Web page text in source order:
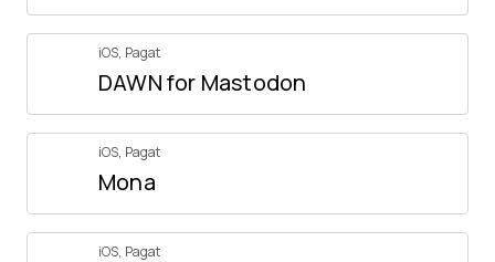
iOS, Pagat
DAWN for Mastodon
iOS, Pagat
Mona
iOS, Pagat